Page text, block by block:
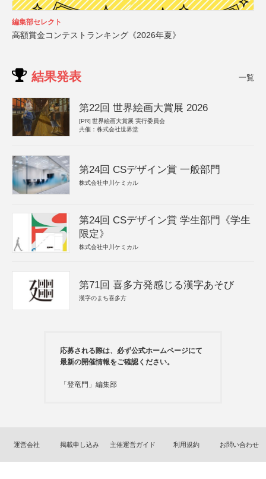
編集部セレクト
高額賞金コンテストランキング《2026年夏》
結果発表 一覧
第22回 世界絵画大賞展 2026
[PR] 世界絵画大賞展 実行委員会
共催：株式会社世界堂
第24回 CSデザイン賞 一般部門
株式会社中川ケミカル
第24回 CSデザイン賞 学生部門《学生
限定》
株式会社中川ケミカル
第71回 喜多方発感じる漢字あそび
漢字のまち喜多方
応募される際は、必ず公式ホームページにて
最新の開催情報をご確認ください。
「登竜門」編集部
運営会社 掲載申し込み 主催運営ガイド 利用規約 お問い合わせ